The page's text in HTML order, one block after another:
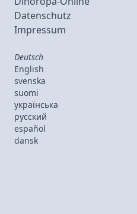
Datenschutz
Impressum
Deutsch
English
svenska
suomi
українська
русский
español
dansk